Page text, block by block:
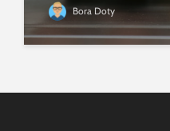
Bora Doty